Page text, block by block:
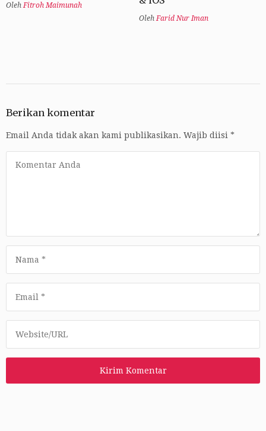
OlehFitroh Maimunah
OlehFarid Nur Iman
Berikan komentar
Email Anda tidak akan kami publikasikan. Wajib diisi *